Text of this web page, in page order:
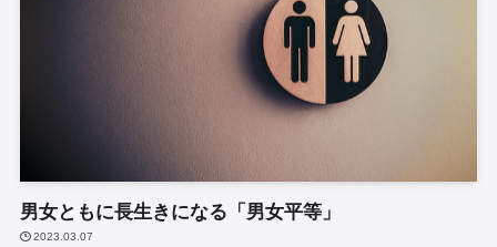
男女ともに長生きになる「男女平等」
2023.03.07